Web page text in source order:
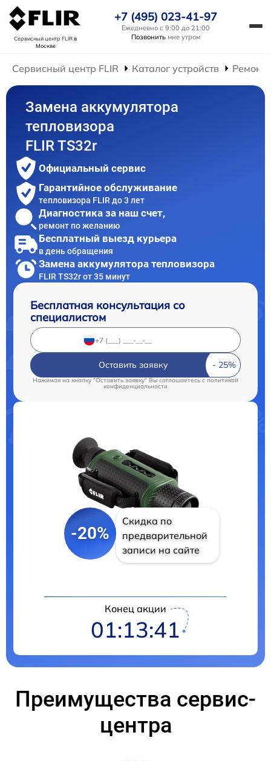
Сервисный центр FLIRв
Москве
+7 (495) 023-41-97
Ежедневно с 9:00 до 21:00
Позвонить мне утром
Сервисный центр FLIR Каталог устройств Ремонт
Замена аккумулятора
тепловизора
FLIR TS32r
Официальный сервис
Гарантийное обслуживание
тепловизора FLIR до 3 лет
Диагностика за наш счет,
ремонт по желанию
Бесплатный выезд курьера
в день обращения
Замена аккумулятора тепловизора
FLIR TS32r от 35 минут
Бесплатная консультация со
специалистом
Оставить заявку
Нажимая на кнопку "Оставить заявку" Вы соглашаетесь c политикой
конфиденциальности
-20%
Скидка по
предварительной
записи на сайте
Конец акции
01:13:41
Преимущества сервис-
центра